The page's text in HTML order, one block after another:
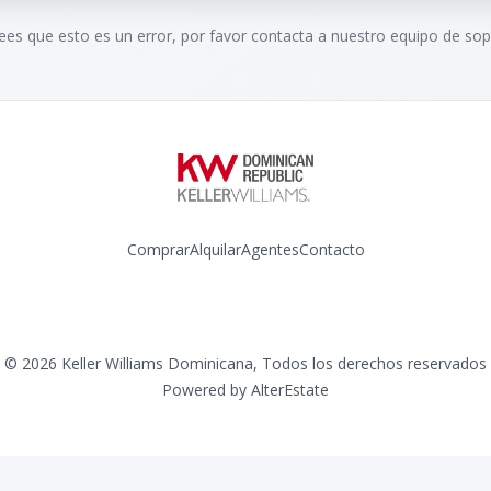
que esto es un error, por favor contacta a nuestro equipo de
ComprarAlquilarAgentesContacto
© 2026 Keller Williams Dominicana, Todos los derechos reservados
Powered by AlterEstate